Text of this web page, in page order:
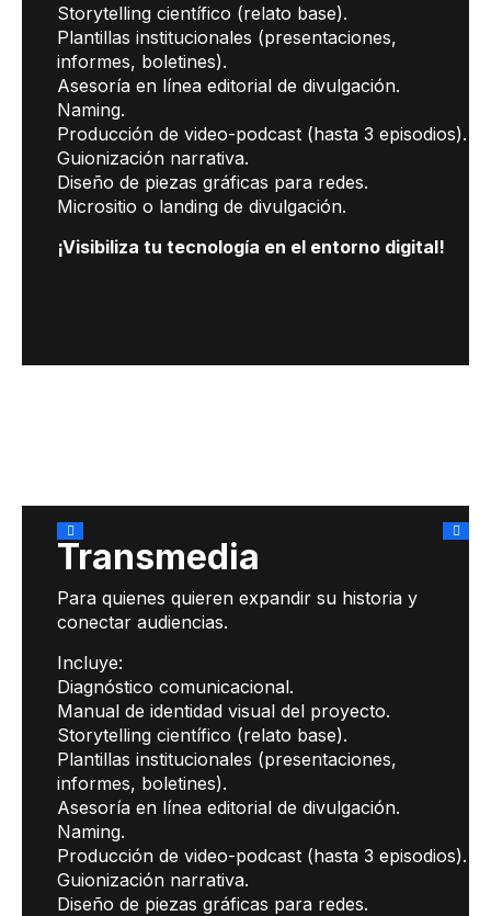
Storytelling científico (relato base).
Plantillas institucionales (presentaciones,
informes, boletines).
Asesoría en línea editorial de divulgación.
Naming.
Producción de video-podcast (hasta 3 episodios).
Guionización narrativa.
Diseño de piezas gráficas para redes.
Micrositio o landing de divulgación.
¡Visibiliza tu tecnología en el entorno digital!
Transmedia
Para quienes quieren expandir su historia y
conectar audiencias.
Incluye:
Diagnóstico comunicacional.
Manual de identidad visual del proyecto.
Storytelling científico (relato base).
Plantillas institucionales (presentaciones,
informes, boletines).
Asesoría en línea editorial de divulgación.
Naming.
Producción de video-podcast (hasta 3 episodios).
Guionización narrativa.
Diseño de piezas gráficas para redes.